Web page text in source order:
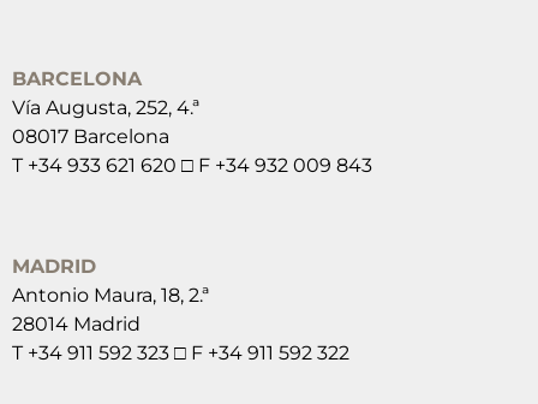
BARCELONA
Vía Augusta, 252, 4.ª
08017 Barcelona
T +34 933 621 620 □ F +34 932 009 843
MADRID
Antonio Maura, 18, 2.ª
28014 Madrid
T +34 911 592 323 □ F +34 911 592 322